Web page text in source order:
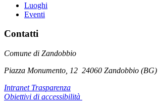
Luoghi
Eventi
Contatti
Comune di Zandobbio
Piazza Monumento, 12 24060 Zandobbio (BG)
Intranet Trasparenza
Obiettivi di accessibilità